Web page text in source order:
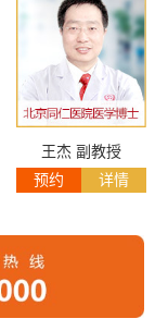
王杰 副教授
预约
详情